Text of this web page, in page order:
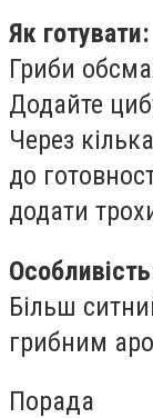
Як готувати:
Гриби
Додайте
Через
до
додати
Більш
грибним
Порада